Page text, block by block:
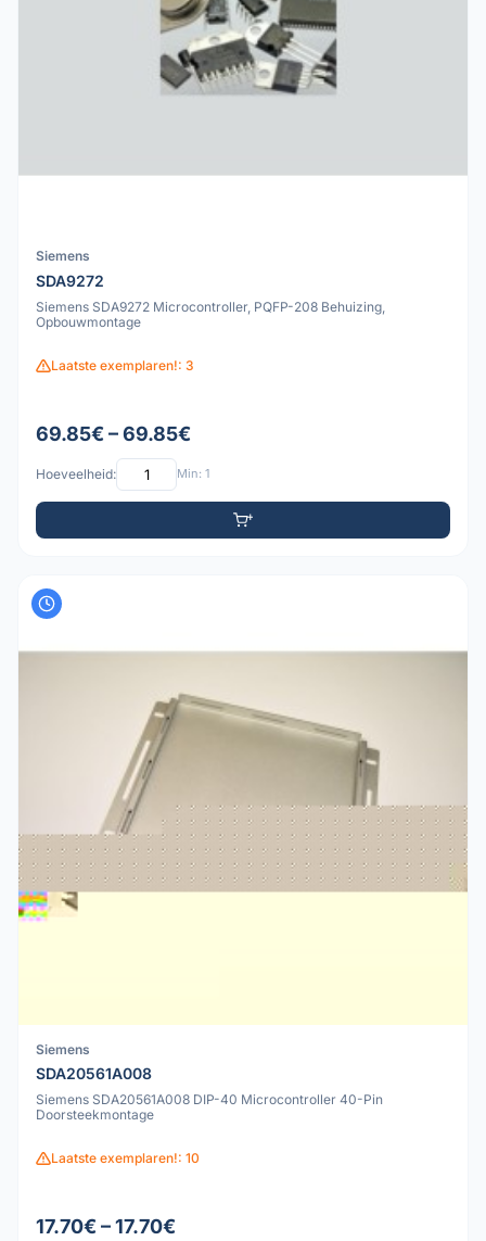
Siemens
SDA9272
Siemens SDA9272 Microcontroller, PQFP-208 Behuizing,
Opbouwmontage
Laatste exemplaren!: 3
69.85€ – 69.85€
Hoeveelheid: Min: 1
Siemens
SDA20561A008
Siemens SDA20561A008 DIP-40 Microcontroller 40-Pin
Doorsteekmontage
Laatste exemplaren!: 10
17.70€ – 17.70€